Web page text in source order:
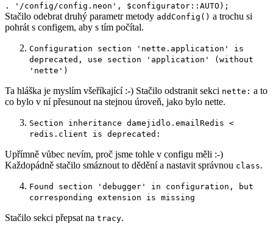
. '/config/config.neon', $configurator::AUTO);
Stačilo odebrat druhý parametr metody addConfig() a trochu si
pohrát s configem, aby s tím počítal.
Configuration section 'nette.application' is
deprecated, use section 'application' (without
'nette')
Ta hláška je myslím všeříkající :-) Stačilo odstranit sekci nette: a to
co bylo v ní přesunout na stejnou úroveň, jako bylo nette.
Section inheritance damejidlo.emailRedis <
redis.client is deprecated:
Upřímně vůbec nevím, proč jsme tohle v configu měli :-)
Každopádně stačilo smáznout to dědění a nastavit správnou class.
Found section 'debugger' in configuration, but
corresponding extension is missing
Stačilo sekci přepsat na tracy.